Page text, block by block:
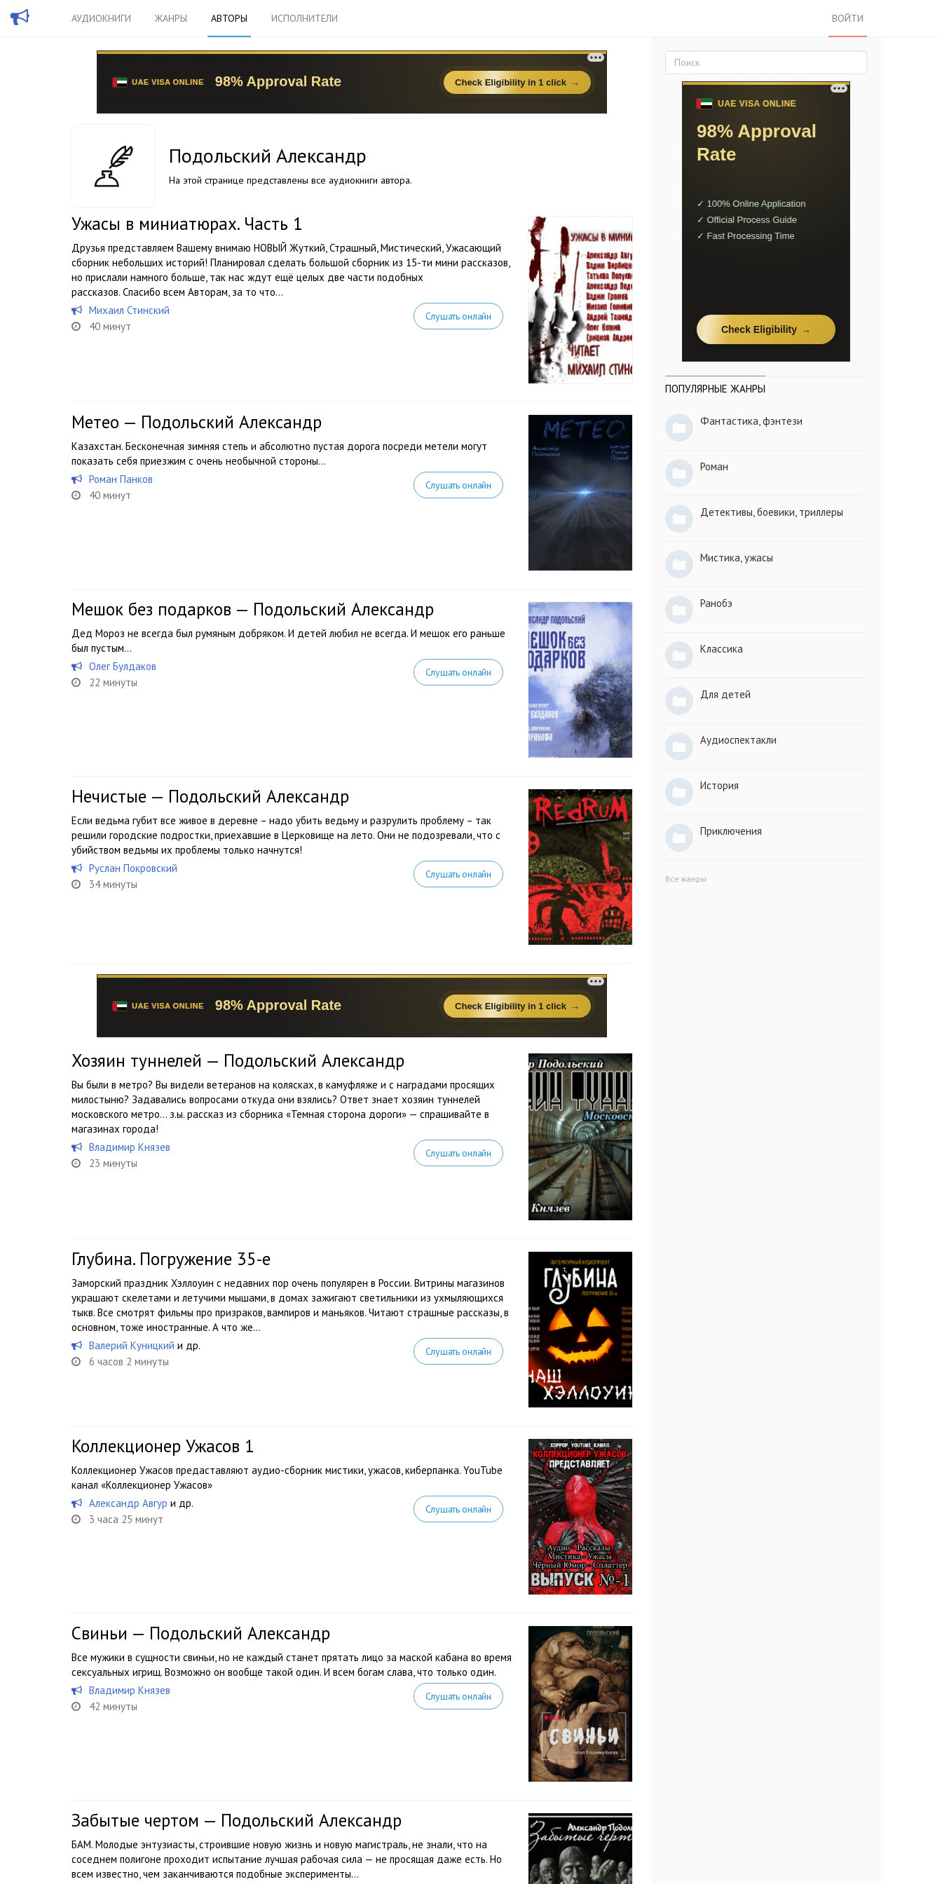
АУДИОКНИГИ ЖАНРЫ АВТОРЫ ИСПОЛНИТЕЛИ ВОЙТИ
Подольский Александр
На этой странице представлены все аудиокниги автора.
Ужасы в миниатюрах. Часть 1
Друзья представляем Вашему внимаю НОВЫЙ Жуткий, Страшный, Мистический, Ужасающий
сборник небольших историй! Планировал сделать большой сборник из 15-ти мини рассказов,
но прислали намного больше, так нас ждут ещё целых две части подобных
рассказов. Спасибо всем Авторам, за то что...
Михаил Стинский
40 минут
Слушать онлайн
Метео — Подольский Александр
Казахстан. Бесконечная зимняя степь и абсолютно пустая дорога посреди метели могут
показать себя приезжим с очень необычной стороны…
Роман Панков
40 минут
Слушать онлайн
Мешок без подарков — Подольский Александр
Дед Мороз не всегда был румяным добряком. И детей любил не всегда. И мешок его раньше
был пустым…
Олег Булдаков
22 минуты
Слушать онлайн
Нечистые — Подольский Александр
Если ведьма губит все живое в деревне – надо убить ведьму и разрулить проблему – так
решили городские подростки, приехавшие в Церковище на лето. Они не подозревали, что с
убийством ведьмы их проблемы только начнутся!
Руслан Покровский
34 минуты
Слушать онлайн
Хозяин туннелей — Подольский Александр
Вы были в метро? Вы видели ветеранов на колясках, в камуфляже и с наградами просящих
милостыню? Задавались вопросами откуда они взялись? Ответ знает хозяин туннелей
московского метро… з.ы. рассказ из сборника «Темная сторона дороги» — спрашивайте в
магазинах города!
Владимир Князев
23 минуты
Слушать онлайн
Глубина. Погружение 35-е
Заморский праздник Хэллоуин с недавних пор очень популярен в России. Витрины магазинов
украшают скелетами и летучими мышами, в домах зажигают светильники из ухмыляющихся
тыкв. Все смотрят фильмы про призраков, вампиров и маньяков. Читают страшные рассказы, в
основном, тоже иностранные. А что же...
Валерий Куницкий и др.
6 часов 2 минуты
Слушать онлайн
Коллекционер Ужасов 1
Коллекционер Ужасов предаставляют аудио-сборник мистики, ужасов, киберпанка. YouTube
канал «Коллекционер Ужасов»
Александр Авгур и др.
3 часа 25 минут
Слушать онлайн
Свиньи — Подольский Александр
Все мужики в сущности свиньи, но не каждый станет прятать лицо за маской кабана во время
сексуальных игрищ. Возможно он вообще такой один. И всем богам слава, что только один.
Владимир Князев
42 минуты
Слушать онлайн
Забытые чертом — Подольский Александр
БАМ. Молодые энтузиасты, строившие новую жизнь и новую магистраль, не знали, что на
соседнем полигоне проходит испытание лучшая рабочая сила — не просящая даже есть. Но
всем известно, чем заканчиваются подобные эксперименты…
ПОПУЛЯРНЫЕ ЖАНРЫ
Фантастика, фэнтези
Роман
Детективы, боевики, триллеры
Мистика, ужасы
Ранобэ
Классика
Для детей
Аудиоспектакли
История
Приключения
Все жанры